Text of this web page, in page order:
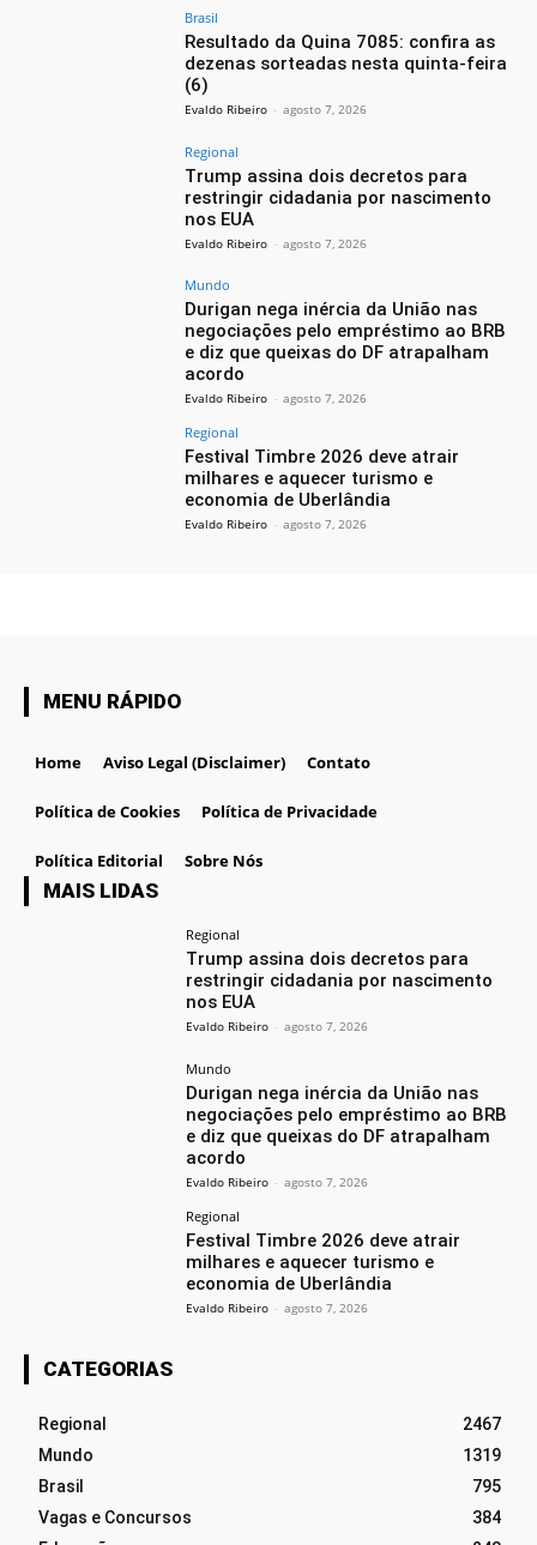
Brasil
Resultado da Quina 7085: confira as
dezenas sorteadas nesta quinta-feira
(6)
Evaldo Ribeiro - agosto 7, 2026
Regional
Trump assina dois decretos para
restringir cidadania por nascimento
nos EUA
Evaldo Ribeiro - agosto 7, 2026
Mundo
Durigan nega inércia da União nas
negociações pelo empréstimo ao BRB
e diz que queixas do DF atrapalham
acordo
Evaldo Ribeiro - agosto 7, 2026
Regional
Festival Timbre 2026 deve atrair
milhares e aquecer turismo e
economia de Uberlândia
Evaldo Ribeiro - agosto 7, 2026
MENU RÁPIDO
Home Aviso Legal (Disclaimer) Contato
Política de Cookies Política de Privacidade
Política Editorial Sobre Nós
MAIS LIDAS
Regional
Trump assina dois decretos para
restringir cidadania por nascimento
nos EUA
Evaldo Ribeiro - agosto 7, 2026
Mundo
Durigan nega inércia da União nas
negociações pelo empréstimo ao BRB
e diz que queixas do DF atrapalham
acordo
Evaldo Ribeiro - agosto 7, 2026
Regional
Festival Timbre 2026 deve atrair
milhares e aquecer turismo e
economia de Uberlândia
Evaldo Ribeiro - agosto 7, 2026
CATEGORIAS
Regional
2467
Mundo
1319
Brasil
795
Vagas e Concursos
384